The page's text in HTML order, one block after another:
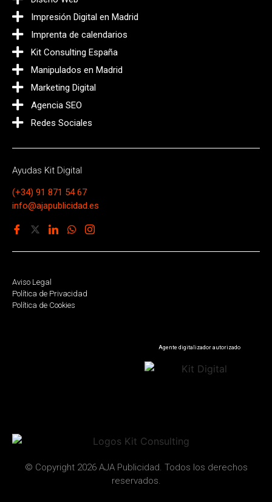
Impresión Digital en Madrid
Imprenta de calendarios
Kit Consulting España
Manipulados en Madrid
Marketing Digital
Agencia SEO
Redes Sociales
Ayudas Kit Digital
(+34) 91 871 54 67
info@ajapublicidad.es
Aviso Legal
Política de Privacidad
Política de Cookies
Agente digitalizador autorizado
© Copyright 2026 AJA Publicidad. Todos los derechos
reservados.